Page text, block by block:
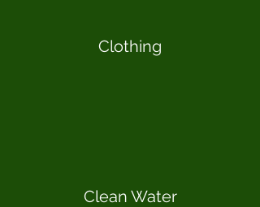
Clothing
Clean Water